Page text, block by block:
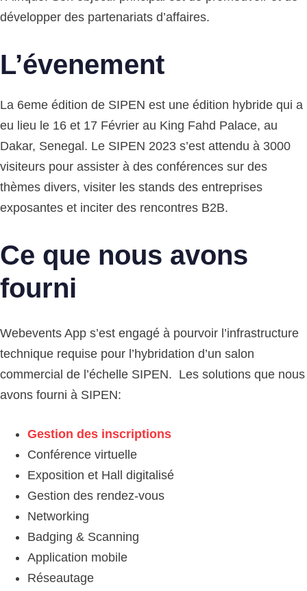
développer des partenariats d’affaires.
L’évenement
La 6eme édition de SIPEN est une édition hybride qui a
eu lieu le 16 et 17 Février au King Fahd Palace, au
Dakar, Senegal. Le SIPEN 2023 s’est attendu à 3000
visiteurs pour assister à des conférences sur des
thèmes divers, visiter les stands des entreprises
exposantes et inciter des rencontres B2B.
Ce que nous avons
fourni
Webevents App s’est engagé à pourvoir l’infrastructure
technique requise pour l’hybridation d’un salon
commercial de l’échelle SIPEN. Les solutions que nous
avons fourni à SIPEN:
Gestion des inscriptions
Conférence virtuelle
Exposition et Hall digitalisé
Gestion des rendez-vous
Networking
Badging & Scanning
Application mobile
Réseautage